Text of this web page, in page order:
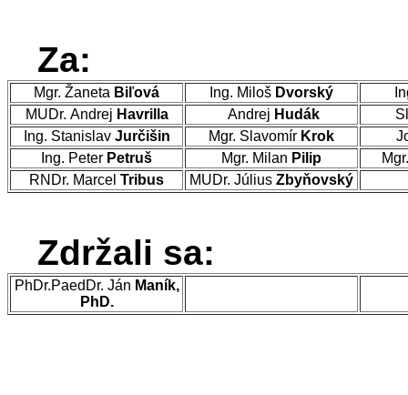
Za:
Mgr. Žaneta Biľová Ing. Miloš Dvorský
MUDr. Andrej Havrilla Andrej Hudák
Ing. Stanislav Jurčišin Mgr. Slavomír Krok
Ing. Peter Petruš Mgr. Milan Pilip
RNDr. Marcel Tribus MUDr. Július Zbyňovský
Zdržali sa:
PhDr.PaedDr. Ján Maník,
PhD.